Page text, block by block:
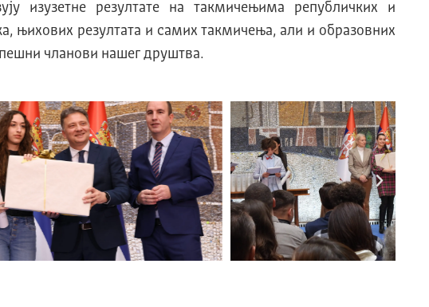
изузетне резултате на такмичењима републичких и
њихових резултата и самих такмичења, али и образовних
чланови нашег друштва.